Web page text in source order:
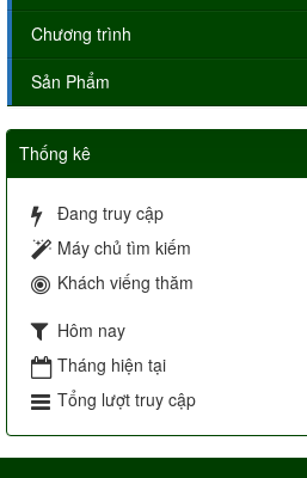
Chương trình
Sản Phẩm
Thống kê
Đang truy cập
Máy chủ tìm kiếm
Khách viếng thăm
Hôm nay
Tháng hiện tại
Tổng lượt truy cập